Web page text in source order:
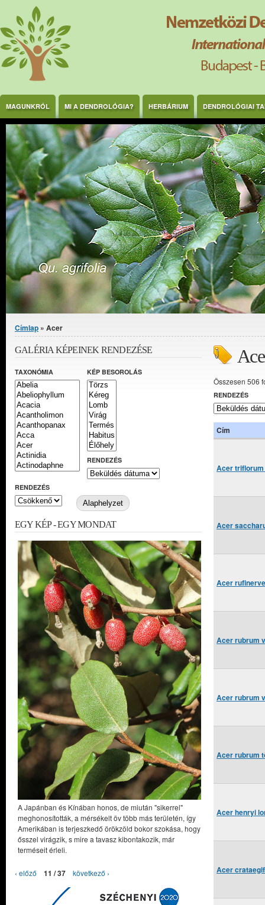
Ugrás a tartalomra
MAGUNKRÓL MI A DENDROLÓGIA? HERBÁRIUM DENDROLÓGIAI
Jelenlegi hely
Címlap » Acer
Összesen 506
RENDEZÉS
Cím
Acer
Acer
Acer
Acer rubrum
Acer rubrum
Acer rubrum
Acer henryi
Acer
GALÉRIA KÉPEINEK RENDEZÉSE
TAXONÓMIA KÉP BESOROLÁS
RENDEZÉS
RENDEZÉS
EGY KÉP - EGY MONDAT
A Japánban és Kínában honos, de miután "sikerrel"
meghonosították, a mérsékelt öv több más területén, így
Amerikában is terjeszkedő örökzöld bokor szokása, hogy
ősszel virágzik, s mire a tavasz kibontakozik, már
terméseit érleli.
‹ előző 11 / 37 következő ›